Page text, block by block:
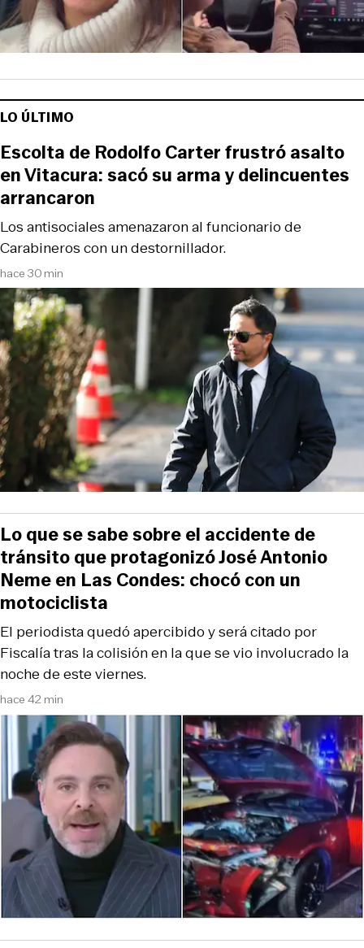
LO ÚLTIMO
hace 30 min
Los antisociales amenazaron al funcionario de
Carabineros con un destornillador.
Escolta de Rodolfo Carter frustró asalto
en Vitacura: sacó su arma y delincuentes
arrancaron
hace 42 min
El periodista quedó apercibido y será citado por
Fiscalía tras la colisión en la que se vio involucrado la
noche de este viernes.
Lo que se sabe sobre el accidente de
tránsito que protagonizó José Antonio
Neme en Las Condes: chocó con un
motociclista